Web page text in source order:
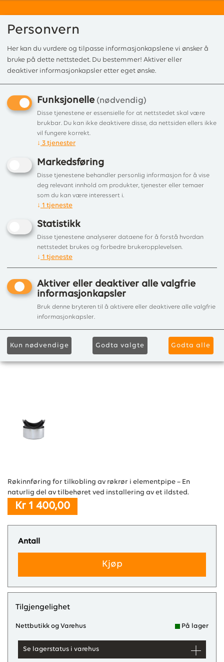
Forside/ Produkter/Tilbehør /Røkinnføringer/foringstusser
Røkinnføring ø125 leca
mini/schiedel Ø160 røykløp
Røkinnføring tilpasset Schiedel
elementpipe
Røkinnføring for tilkobling av røkrør i elementpipe – En
naturlig del av tilbehøret ved installering av et ildsted.
Kr 1 400,00
Antall
Kjøp
Tilgjengelighet
Nettbutikk og Varehus På lager
Se lagerstatus i varehus
Personvern
Her kan du vurdere og tilpasse informasjonkapslene vi ønsker å
bruke på dette nettstedet. Du bestemmer! Aktiver eller
deaktiver informasjonkapsler etter eget ønske.
Funksjonelle (nødvendig)
Disse tjenestene er essensielle for at nettstedet skal være
brukbar. Du kan ikke deaktivere disse, da nettsiden ellers ikke
vil fungere korrekt.
↓ 3 tjenester
Markedsføring
Disse tjenestene behandler personlig informasjon for å vise
deg relevant innhold om produkter, tjenester eller temaer
som du kan være interessert i.
↓ 1 tjeneste
Statistikk
Disse tjenestene analyserer dataene for å forstå hvordan
nettstedet brukes og forbedre brukeropplevelsen.
↓ 1 tjeneste
Aktiver eller deaktiver alle valgfrie
informasjonkapsler
Bruk denne bryteren til å aktivere eller deaktivere alle valgfrie
informasjonkapsler.
Kun nødvendige Godta valgte Godta alle